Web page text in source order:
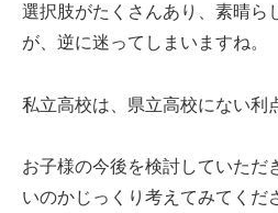
選択肢がたくさんあり、素晴ら
が、逆に迷ってしまいますね。
私立高校は、県立高校にない利
お子様の今後を検討していただ
いのかじっくり考えてみてくだ